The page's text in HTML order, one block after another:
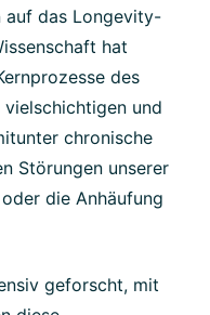
auf das Longevity-
hat
des
und
chronische
Störungen unserer
die Anhäufung
geforscht, mit